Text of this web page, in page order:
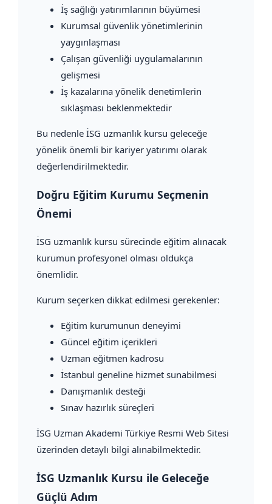
İş sağlığı yatırımlarının büyümesi
Kurumsal güvenlik yönetimlerinin
yaygınlaşması
Çalışan güvenliği uygulamalarının
gelişmesi
İş kazalarına yönelik denetimlerin
sıklaşması beklenmektedir
Bu nedenle İSG uzmanlık kursu geleceğe
yönelik önemli bir kariyer yatırımı olarak
değerlendirilmektedir.
Doğru Eğitim Kurumu Seçmenin
Önemi
İSG uzmanlık kursu sürecinde eğitim alınacak
kurumun profesyonel olması oldukça
önemlidir.
Kurum seçerken dikkat edilmesi gerekenler:
Eğitim kurumunun deneyimi
Güncel eğitim içerikleri
Uzman eğitmen kadrosu
İstanbul geneline hizmet sunabilmesi
Danışmanlık desteği
Sınav hazırlık süreçleri
İSG Uzman Akademi Türkiye Resmi Web Sitesi
üzerinden detaylı bilgi alınabilmektedir.
İSG Uzmanlık Kursu ile Geleceğe
Güçlü Adım